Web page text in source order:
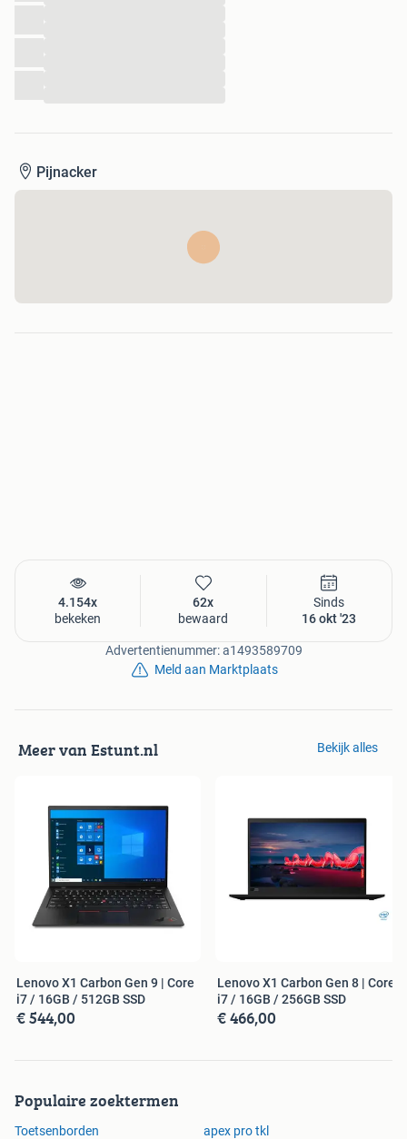
Pijnacker
4.154x
bekeken
62x
bewaard
Sinds
16 okt '23
Advertentienummer: a1493589709
Meld aan Marktplaats
Meer van Estunt.nl Bekijk alles
Lenovo X1 Carbon Gen 9 | Core
i7 / 16GB / 512GB SSD
€ 544,00
Lenovo X1 Carbon Gen 8 | Core
i7 / 16GB / 256GB SSD
€ 466,00
Populaire zoektermen
Toetsenborden
apex pro tkl